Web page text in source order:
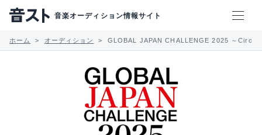
音楽オーディション情報サイト
ホーム オーディション GLOBAL JAPAN CHALLENGE 2025 ～Circle